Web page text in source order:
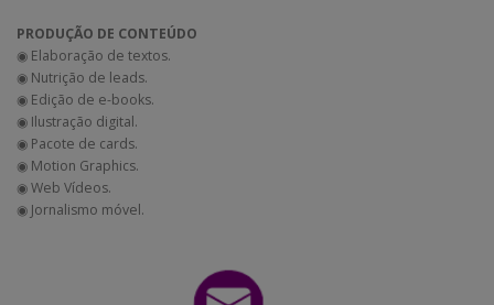
PRODUÇÃO DE CONTEÚDO
◉ Elaboração de textos.
◉ Nutrição de leads.
◉ Edição de e-books.
◉ Ilustração digital.
◉ Pacote de cards.
◉ Motion Graphics.
◉ Web Vídeos.
◉ Jornalismo móvel.